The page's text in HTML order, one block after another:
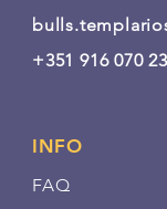
+351 916 070
INFO
FAQ